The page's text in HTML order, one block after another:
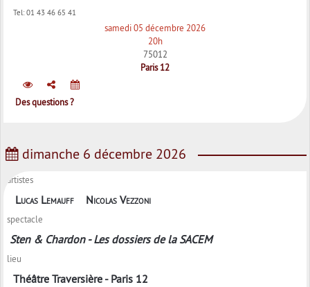
Tel: 01 43 46 65 41
samedi 05 décembre 2026
20h
75012
Paris 12
Des questions ?
dimanche 6 décembre 2026
artistes
Lucas Lemauff Nicolas Vezzoni
spectacle
Sten & Chardon - Les dossiers de la SACEM
lieu
Théâtre Traversière - Paris 12